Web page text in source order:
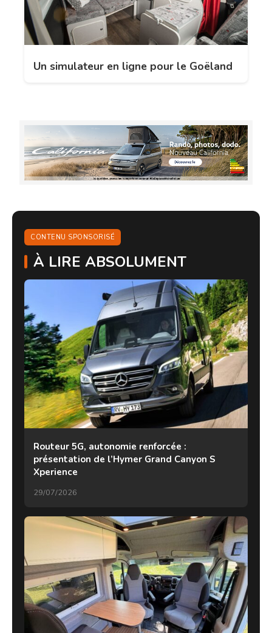
Un simulateur en ligne pour le Goëland
CONTENU SPONSORISÉ
À LIRE ABSOLUMENT
Routeur 5G, autonomie renforcée :
présentation de l’Hymer Grand Canyon S
Xperience
29/07/2026